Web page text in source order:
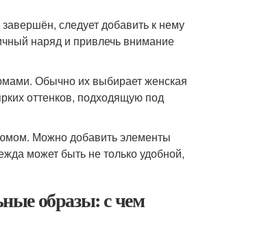
следует добавить к нему
наряд и привлечь внимание
Обычно их выбирает женская
оттенков, подходящую под
Можно добавить элементы
может быть не только удобной,
образы: с чем